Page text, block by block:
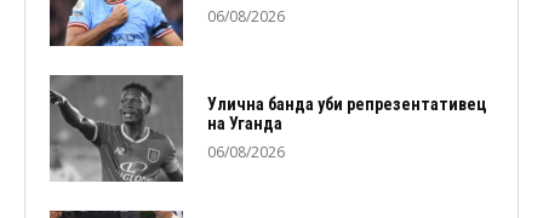
06/08/2026
Улична банда уби репрезентативец
на Уганда
06/08/2026